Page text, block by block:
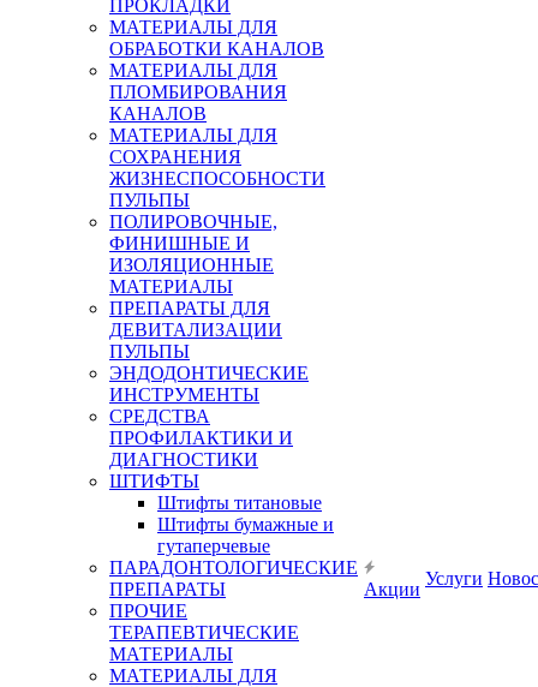
ПРОКЛАДКИ
МАТЕРИАЛЫ ДЛЯ
ОБРАБОТКИ КАНАЛОВ
МАТЕРИАЛЫ ДЛЯ
ПЛОМБИРОВАНИЯ
КАНАЛОВ
МАТЕРИАЛЫ ДЛЯ
СОХРАНЕНИЯ
ЖИЗНЕСПОСОБНОСТИ
ПУЛЬПЫ
ПОЛИРОВОЧНЫЕ,
ФИНИШНЫЕ И
ИЗОЛЯЦИОННЫЕ
МАТЕРИАЛЫ
ПРЕПАРАТЫ ДЛЯ
ДЕВИТАЛИЗАЦИИ
ПУЛЬПЫ
ЭНДОДОНТИЧЕСКИЕ
ИНСТРУМЕНТЫ
СРЕДСТВА
ПРОФИЛАКТИКИ И
ДИАГНОСТИКИ
ШТИФТЫ
Штифты титановые
Штифты бумажные и
гутаперчевые
ПАРАДОНТОЛОГИЧЕСКИЕ
ПРЕПАРАТЫ
ПРОЧИЕ
ТЕРАПЕВТИЧЕСКИЕ
МАТЕРИАЛЫ
МАТЕРИАЛЫ ДЛЯ
Акции
Услуги